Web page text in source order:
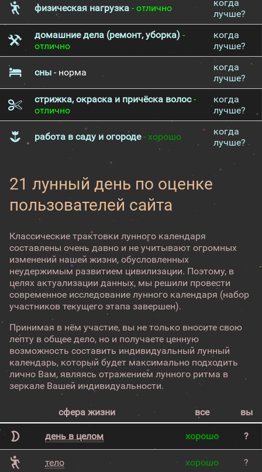
физическая нагрузка - отлично
когда
лучше?
домашние дела (ремонт, уборка) -
отлично
когда
лучше?
сны - норма
когда
лучше?
стрижка, окраска и причёска волос-
отлично
когда
лучше?
работа в саду и огороде- хорошо
когда
лучше?
21 лунный день по оценке
пользователей сайта
Классические трактовки лунного календаря
составлены очень давно и не учитывают огромных
изменений нашей жизни, обусловленных
неудержимым развитием цивилизации. Поэтому, в
целях актуализации данных, мы решили провести
современное исследование лунного календаря (набор
участников текущего этапа завершен).
Принимая в нём участие, вы не только вносите свою
лепту в общее дело, но и получаете ценную
возможность составить индивидуальный лунный
календарь, который будет максимально подходить
лично Вам, являясь отражением лунного ритма в
зеркале Вашей индивидуальности.
сфера жизни все вы
день в целом хорошо ?
тело хорошо ?